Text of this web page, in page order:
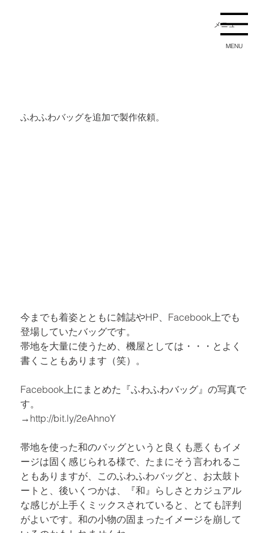
メニュー
MENU
ふわふわバッグを追加で製作依頼。
今までも着姿とともに雑誌やHP、 Facebook上でも
登場していたバッグです。
帯地を大量に使うため、機屋としては・・・とよく
書くこともあります（笑）。
Facebook上にまとめた『ふわふわバッグ』の写真で
す。
→ http://bit.ly/2eAhnoY
帯地を使った和のバッグというと良くも悪くもイメ
ージは固く感じられる様で、たまにそう言われるこ
ともありますが、このふわふわバッグと、お太鼓ト
ートと、後いくつかは、『和』らしさとカジュアル
な感じが上手くミックスされていると、とても評判
がよいです。和の小物の固まったイメージを崩して